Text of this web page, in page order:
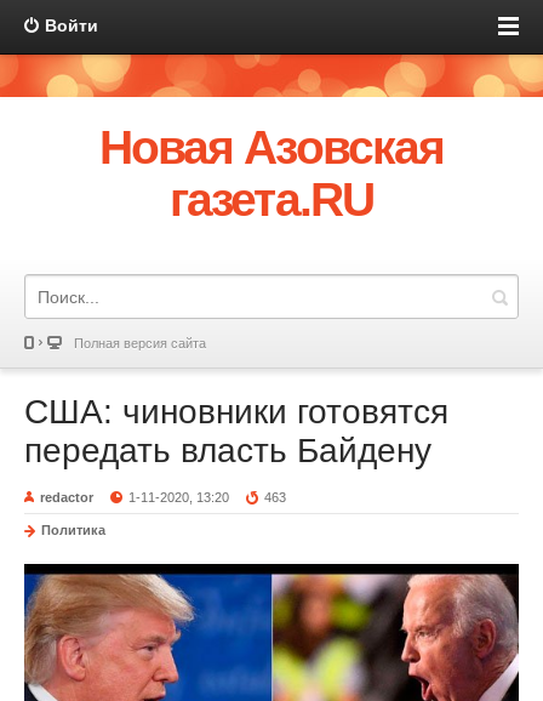
Войти
Новая Азовская
газета.RU
Полная версия сайта
США: чиновники готовятся
передать власть Байдену
redactor 1-11-2020, 13:20 463
Политика